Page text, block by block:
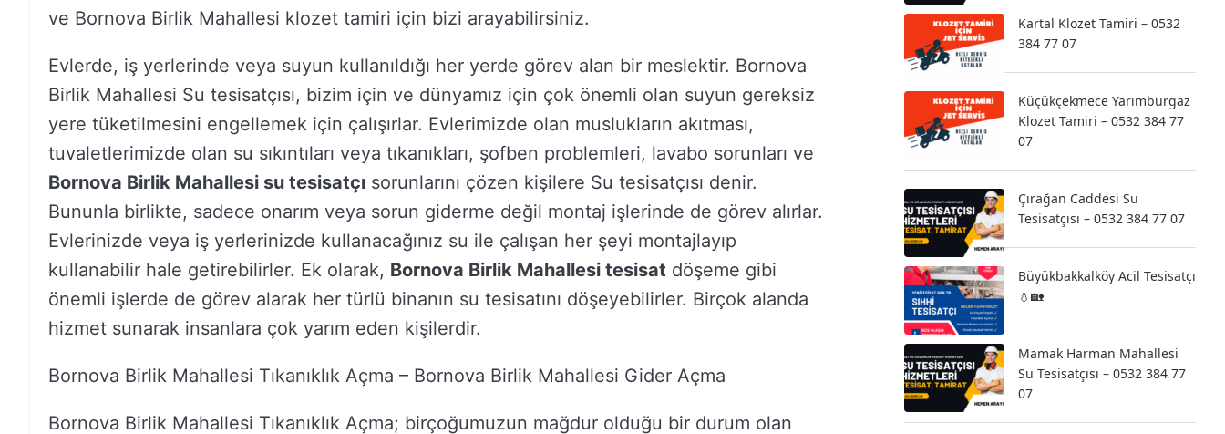
ve Bornova Birlik Mahallesi klozet tamiri için bizi arayabilirsiniz.
Evlerde, iş yerlerinde veya suyun kullanıldığı her yerde görev alan bir meslektir. Bornova
Birlik Mahallesi Su tesisatçısı, bizim için ve dünyamız için çok önemli olan suyun gereksiz
yere tüketilmesini engellemek için çalışırlar. Evlerimizde olan muslukların akıtması,
tuvaletlerimizde olan su sıkıntıları veya tıkanıkları, şofben problemleri, lavabo sorunları ve
Bornova Birlik Mahallesi su tesisatçı sorunlarını çözen kişilere Su tesisatçısı denir.
Bununla birlikte, sadece onarım veya sorun giderme değil montaj işlerinde de görev alırlar.
Evlerinizde veya iş yerlerinizde kullanacağınız su ile çalışan her şeyi montajlayıp
kullanabilir hale getirebilirler. Ek olarak, Bornova Birlik Mahallesi tesisat döşeme gibi
önemli işlerde de görev alarak her türlü binanın su tesisatını döşeyebilirler. Birçok alanda
hizmet sunarak insanlara çok yarım eden kişilerdir.
Bornova Birlik Mahallesi Tıkanıklık Açma – Bornova Birlik Mahallesi Gider Açma
Bornova Birlik Mahallesi Tıkanıklık Açma; birçoğumuzun mağdur olduğu bir durum olan
Kartal Klozet Tamiri – 0532
384 77 07
Küçükçekmece Yarımburgaz
Klozet Tamiri – 0532 384 77
07
Çırağan Caddesi Su
Tesisatçısı – 0532 384 77 07
Büyükbakkalköy Acil Tesisatçı
💧🏡
Mamak Harman Mahallesi
Su Tesisatçısı – 0532 384 77
07